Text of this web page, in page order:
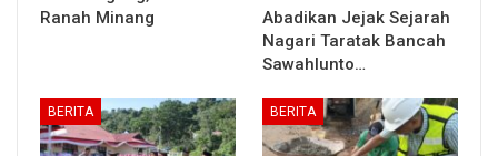
Ranah Minang
Abadikan Jejak Sejarah
Nagari Taratak Bancah
Sawahlunto…
BERITA BERITA